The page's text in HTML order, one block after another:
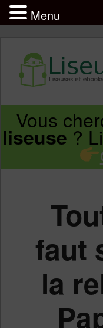
Infos sur
Vivlio,
Aller
principal
Aller
secondaire
Vous
liseuse?
faut
la
Menu